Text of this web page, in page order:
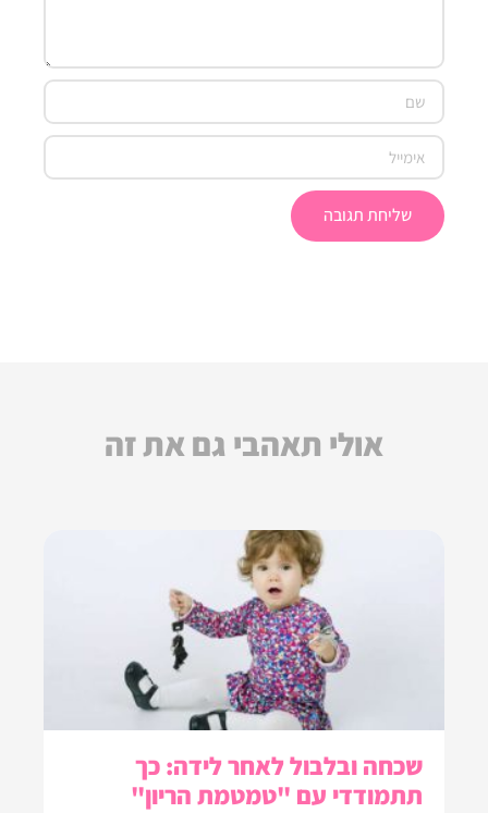
שליחת תגובה
אולי תאהבי גם את זה
שכחה ובלבול לאחר לידה: כך
תתמודדי עם "טמטמת הריון"